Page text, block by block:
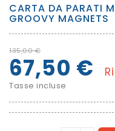
CARTA DA PARATI
GROOVY MAGNETS
135,00 €
67,50 €
Tasse incluse